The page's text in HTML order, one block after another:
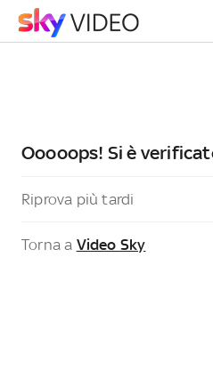
Ooooops! Si è
Riprova più tardi
Torna a Video Sky